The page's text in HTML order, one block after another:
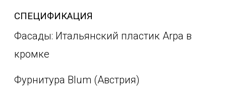
СПЕЦИФИКАЦИЯ
Фасады: Итальянский пластик Arpa в
кромке
Фурнитура Blum (Австрия)